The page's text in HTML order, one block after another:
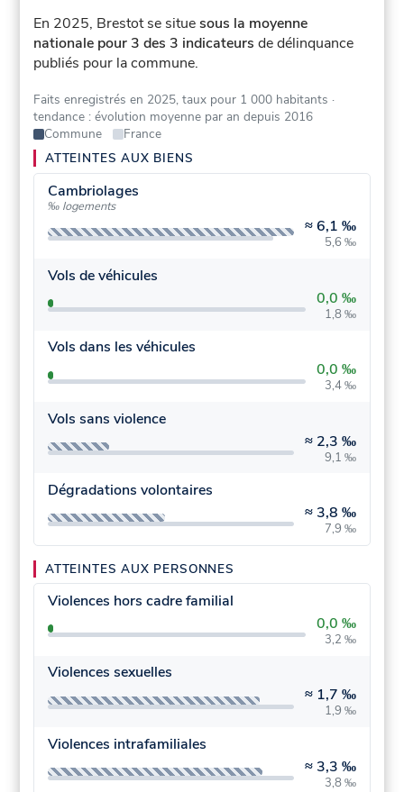
En 2025, Brestot se situesous la moyenne
nationale pour 3 des 3 indicateurs de délinquance
publiés pour la commune.
Faits enregistrés en 2025, taux pour 1 000 habitants ·
tendance : évolution moyenne par an depuis 2016
Commune
France
ATTEINTES AUX BIENS
Cambriolages
‰ logements
≈6,1 ‰
5,6 ‰
Vols de véhicules
0,0 ‰
1,8 ‰
Vols dans les véhicules
0,0 ‰
3,4 ‰
Vols sans violence
≈ 2,3 ‰
9,1 ‰
Dégradations volontaires
≈ 3,8 ‰
7,9 ‰
ATTEINTES AUX PERSONNES
Violences hors cadre familial
0,0 ‰
3,2 ‰
Violences sexuelles
≈ 1,7 ‰
1,9 ‰
Violences intrafamiliales
≈ 3,3 ‰
3,8 ‰